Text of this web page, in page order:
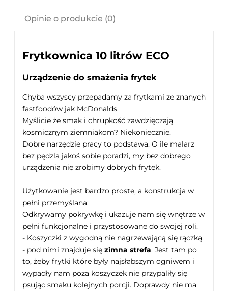
Opinie o produkcie (0)
Frytkownica 10 litrów ECO
Urządzenie do smażenia frytek
Chyba wszyscy przepadamy za frytkami ze znanych
fastfoodów jak McDonalds.
Myślicie że smak i chrupkość zawdzięczają
kosmicznym ziemniakom? Niekoniecznie.
Dobre narzędzie pracy to podstawa. O ile malarz
bez pędzla jakoś sobie poradzi, my bez dobrego
urządzenia nie zrobimy dobrych frytek.
Użytkowanie jest bardzo proste, a konstrukcja w
pełni przemyślana:
Odkrywamy pokrywkę i ukazuje nam się wnętrze w
pełni funkcjonalne i przystosowane do swojej roli.
- Koszyczki z wygodną nie nagrzewającą się rączką.
- pod nimi znajduje się zimna strefa. Jest tam po
to, żeby frytki które były najsłabszym ogniwem i
wypadły nam poza koszyczek nie przypaliły się
psując smaku kolejnych porcji. Doprawdy nie ma